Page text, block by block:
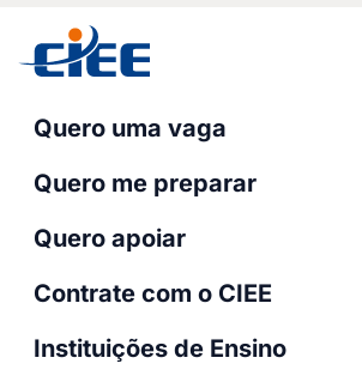
Quero uma vaga
Quero me preparar
Quero apoiar
Contrate com o CIEE
Instituições de Ensino